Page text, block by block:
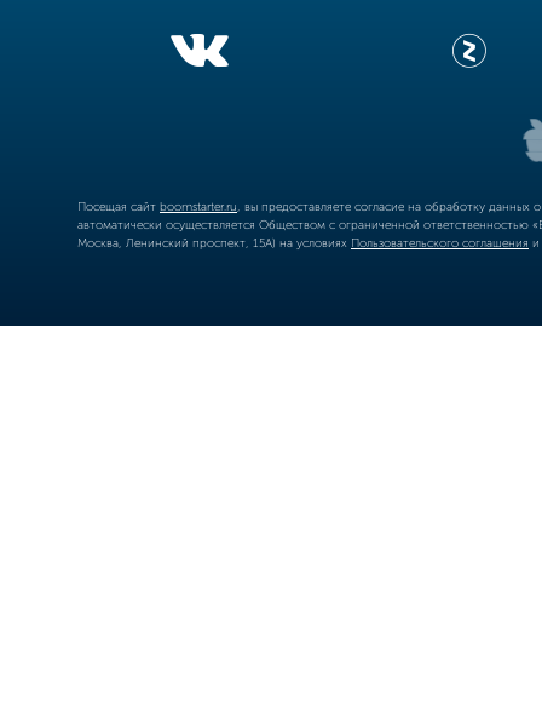
Посещая сайт boomstarter.ru , вы предоставляете согласие на обработку
автоматически осуществляется Обществом с ограниченной
Москва, Ленинский проспект, 15А) на условиях Пользовательского соглашения и